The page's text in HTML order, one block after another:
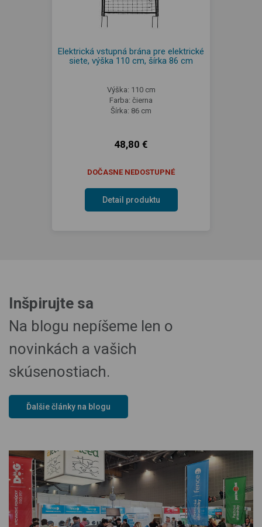
Elektrická vstupná brána pre elektrické
siete, výška 110 cm, šírka 86 cm
Výška: 110 cm
Farba: čierna
Šírka: 86 cm
48,80 €
DOČASNE NEDOSTUPNÉ
Detail produktu
Inšpirujte sa
Na blogu nepíšeme len o
novinkách a vašich
skúsenostiach.
Ďalšie články na blogu